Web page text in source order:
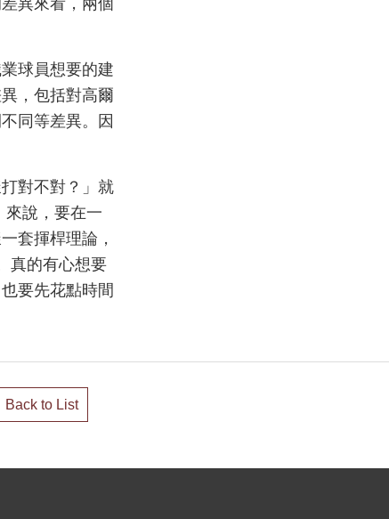
異來看，兩個
球員想要的建
，包括對高爾
同等差異。因
對不對？」就
來說，要在一
套揮桿理論，
真的有心想要
要先花點時間
Back to List